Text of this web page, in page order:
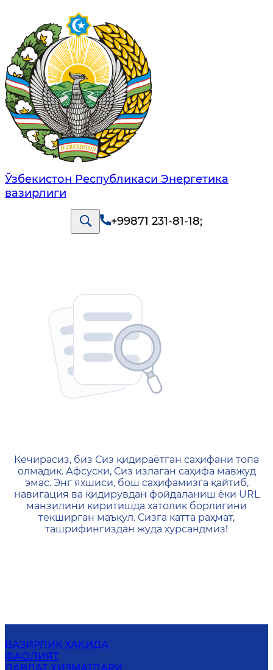
Ўзбекистон Республикаси Энергетика
вазирлиги
+99871 231-81-18;
404 — Страница не
Кечирасиз, биз Сиз қидираётган саҳифани топа
олмадик. Афсуски, Сиз излаган саҳифа мавжуд
эмас. Энг яхшиси, бош саҳифамизга қайтиб,
навигация ва қидирувдан фойдаланиш ёки URL
манзилини киритишда хатолик борлигини
текширган маъқул. Сизга катта раҳмат,
ташрифингиздан жуда хурсандмиз!
ВАЗИРЛИК ҲАҚИДА
ФАОЛИЯТ